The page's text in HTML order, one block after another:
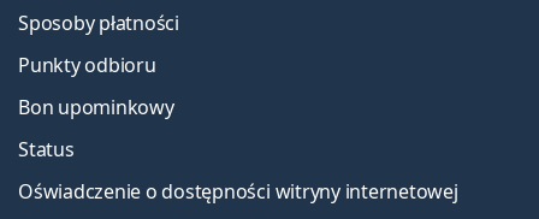
Sposoby płatności
Punkty odbioru
Bon upominkowy
Status
Oświadczenie o dostępności witryny internetowej